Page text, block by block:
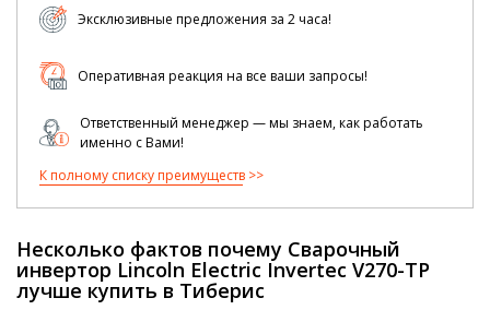
Эксклюзивные предложения за 2 часа!
Оперативная реакция на все ваши запросы!
Ответственный менеджер — мы знаем, как работать
именно с Вами!
К полному списку преимуществ
Несколько фактов почему Сварочный
инвертор Lincoln Electric Invertec V270-TP
лучше купить в Тиберис